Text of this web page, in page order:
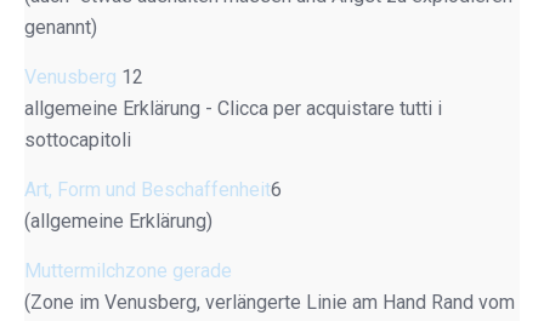
genannt)
Venusberg 12
allgemeine Erklärung - Clicca per acquistare tutti i
sottocapitoli
Art, Form und Beschaffenheit6
(allgemeine Erklärung)
Muttermilchzone gerade
(Zone im Venusberg, verlängerte Linie am Hand Rand vom